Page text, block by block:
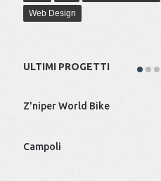
Web Design
ULTIMI PROGETTI
Z'niper World Bike
Campoli